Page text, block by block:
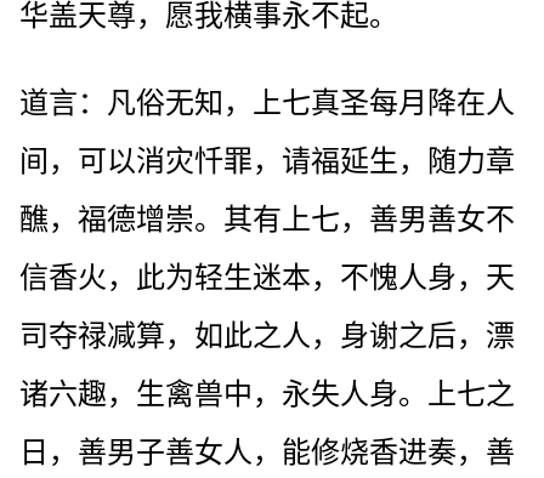
华盖天尊，愿我横事永不起。
道言：凡俗无知，上七真圣每月降在人
间，可以消灾忏罪，请福延生，随力章
醮，福德增崇。其有上七，善男善女不
信香火，此为轻生迷本，不愧人身，天
司夺禄减算，如此之人，身谢之后，漂
诸六趣，生禽兽中，永失人身。上七之
日，善男子善女人，能修烧香进奏，善